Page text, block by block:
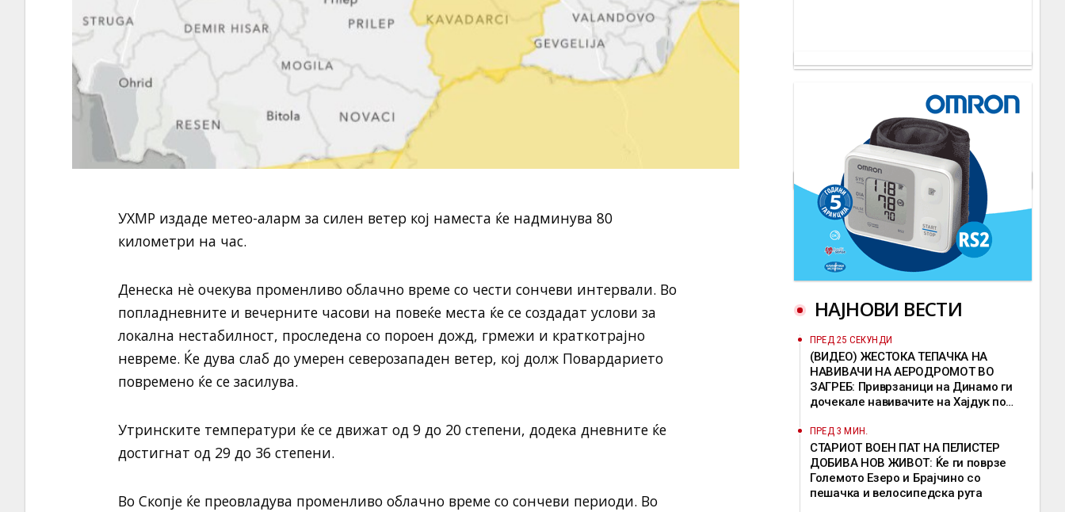
УХМР издаде метео-аларм за силен ветер кој наместа ќе надминува 80
километри на час.
Денеска нѐ очекува променливо облачно време со чести сончеви интервали. Во
попладневните и вечерните часови на повеќе места ќе се создадат услови за
локална нестабилност, проследена со пороен дожд, грмежи и краткотрајно
невреме. Ќе дува слаб до умерен северозападен ветер, кој долж Повардарието
повремено ќе се засилува.
Утринските температури ќе се движат од 9 до 20 степени, додека дневните ќе
достигнат од 29 до 36 степени.
Во Скопје ќе преовладува променливо облачно време со сончеви периоди. Во
НАЈНОВИ ВЕСТИ
ПРЕД 25 СЕКУНДИ
(ВИДЕО) ЖЕСТОКА ТЕПАЧКА НА
НАВИВАЧИ НА АЕРОДРОМОТ ВО
ЗАГРЕБ: Приврзаници на Динамо ги
дочекале навивачите на Хајдук по
ПРЕД 3 МИН.
СТАРИОТ ВОЕН ПАТ НА ПЕЛИСТЕР
ДОБИВА НОВ ЖИВОТ: Ќе ги поврзе
Големото Езеро и Брајчино со
пешачка и велосипедска рута